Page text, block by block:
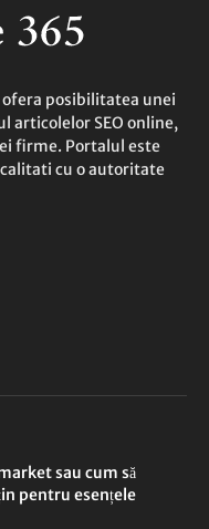
posibilitatea unei
articolelor SEO online,
firme. Portalul este
cu o autoritate
sau cum să
pentru esențele